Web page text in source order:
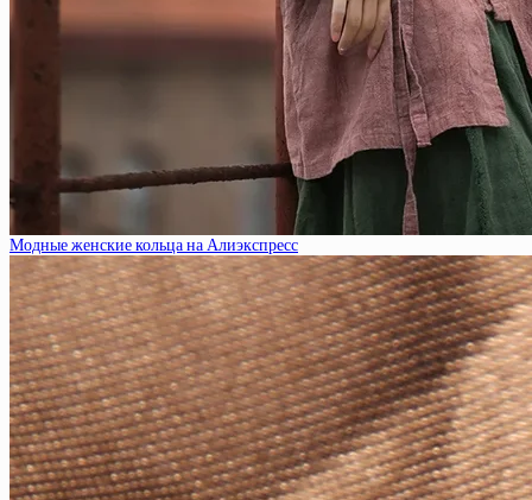
Модные женские кольца на Алиэкспресс